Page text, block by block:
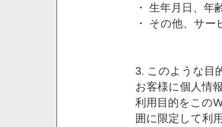
・ 生年月日、年
・ その他、サ
3. このような目
お客様に個人情
利用目的をこの
囲に限定して利